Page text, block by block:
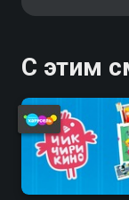
С этим